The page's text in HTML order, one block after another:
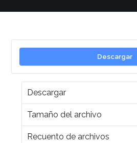
Descargar
Descargar
Tamaño del archivo
Recuento de archivos